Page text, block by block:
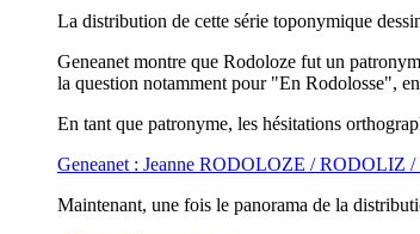
La distribution de cette série toponymique
Geneanet montre que Rodoloze fut un
la question notamment pour "En Rodolosse",
En tant que patronyme, les hésitations
Geneanet : Jeanne RODOLOZE /
Maintenant, une fois le panorama de la